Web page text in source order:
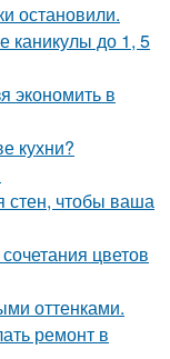
остановили.
каникулы до 1, 5
экономить в
кухни?
стен, чтобы ваша
цветов
оттенками.
ремонт в